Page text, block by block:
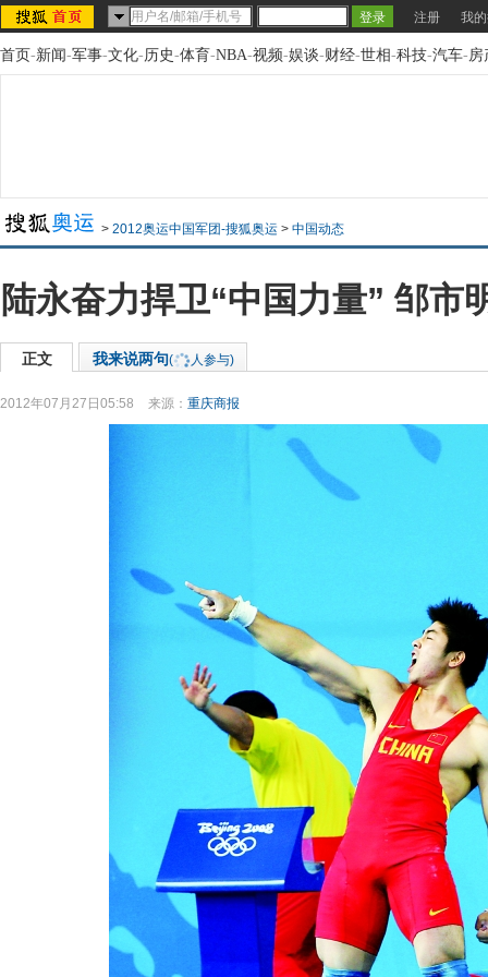
注册 我
首页-新闻-军事-文化-历史-体育-NBA-视频-娱谈-财经-世相-科技-汽车-房
> 2012奥运中国军团-搜狐奥运 > 中国动态
陆永奋力捍卫“中国力量” 邹市
正文 我来说两句( 人参与)
2012年07月27日05:58 来源： 重庆商报